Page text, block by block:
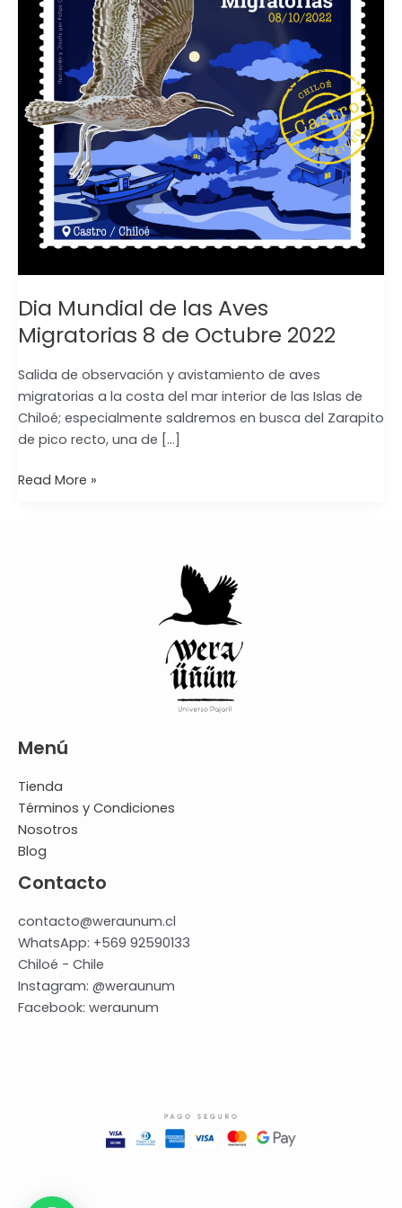
Dia Mundial de las Aves
Migratorias 8 de Octubre 2022
Salida de observación y avistamiento de aves
migratorias a la costa del mar interior de las Islas de
Chiloé; especialmente saldremos en busca del Zarapito
de pico recto, una de […]
Aves
Migratorias
Octubre
2022
Read More »
Menú
Tienda
Términos y Condiciones
Nosotros
Blog
Contacto
contacto@weraunum.cl
WhatsApp: +569 92590133
Chiloé - Chile
Instagram: @weraunum
Facebook: weraunum